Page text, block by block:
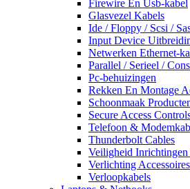
Firewire En Usb-kabel
Glasvezel Kabels
Ide / Floppy / Scsi /
Input Device
Netwerken Ethernet-
Parallel / Serieel /
Pc-behuizingen
Rekken En Montage
Schoonmaak
Secure Access
Telefoon &
Thunderbolt Cables
Veiligheid Inrichtingen
Verlichting Accessoires
Verloopkabels